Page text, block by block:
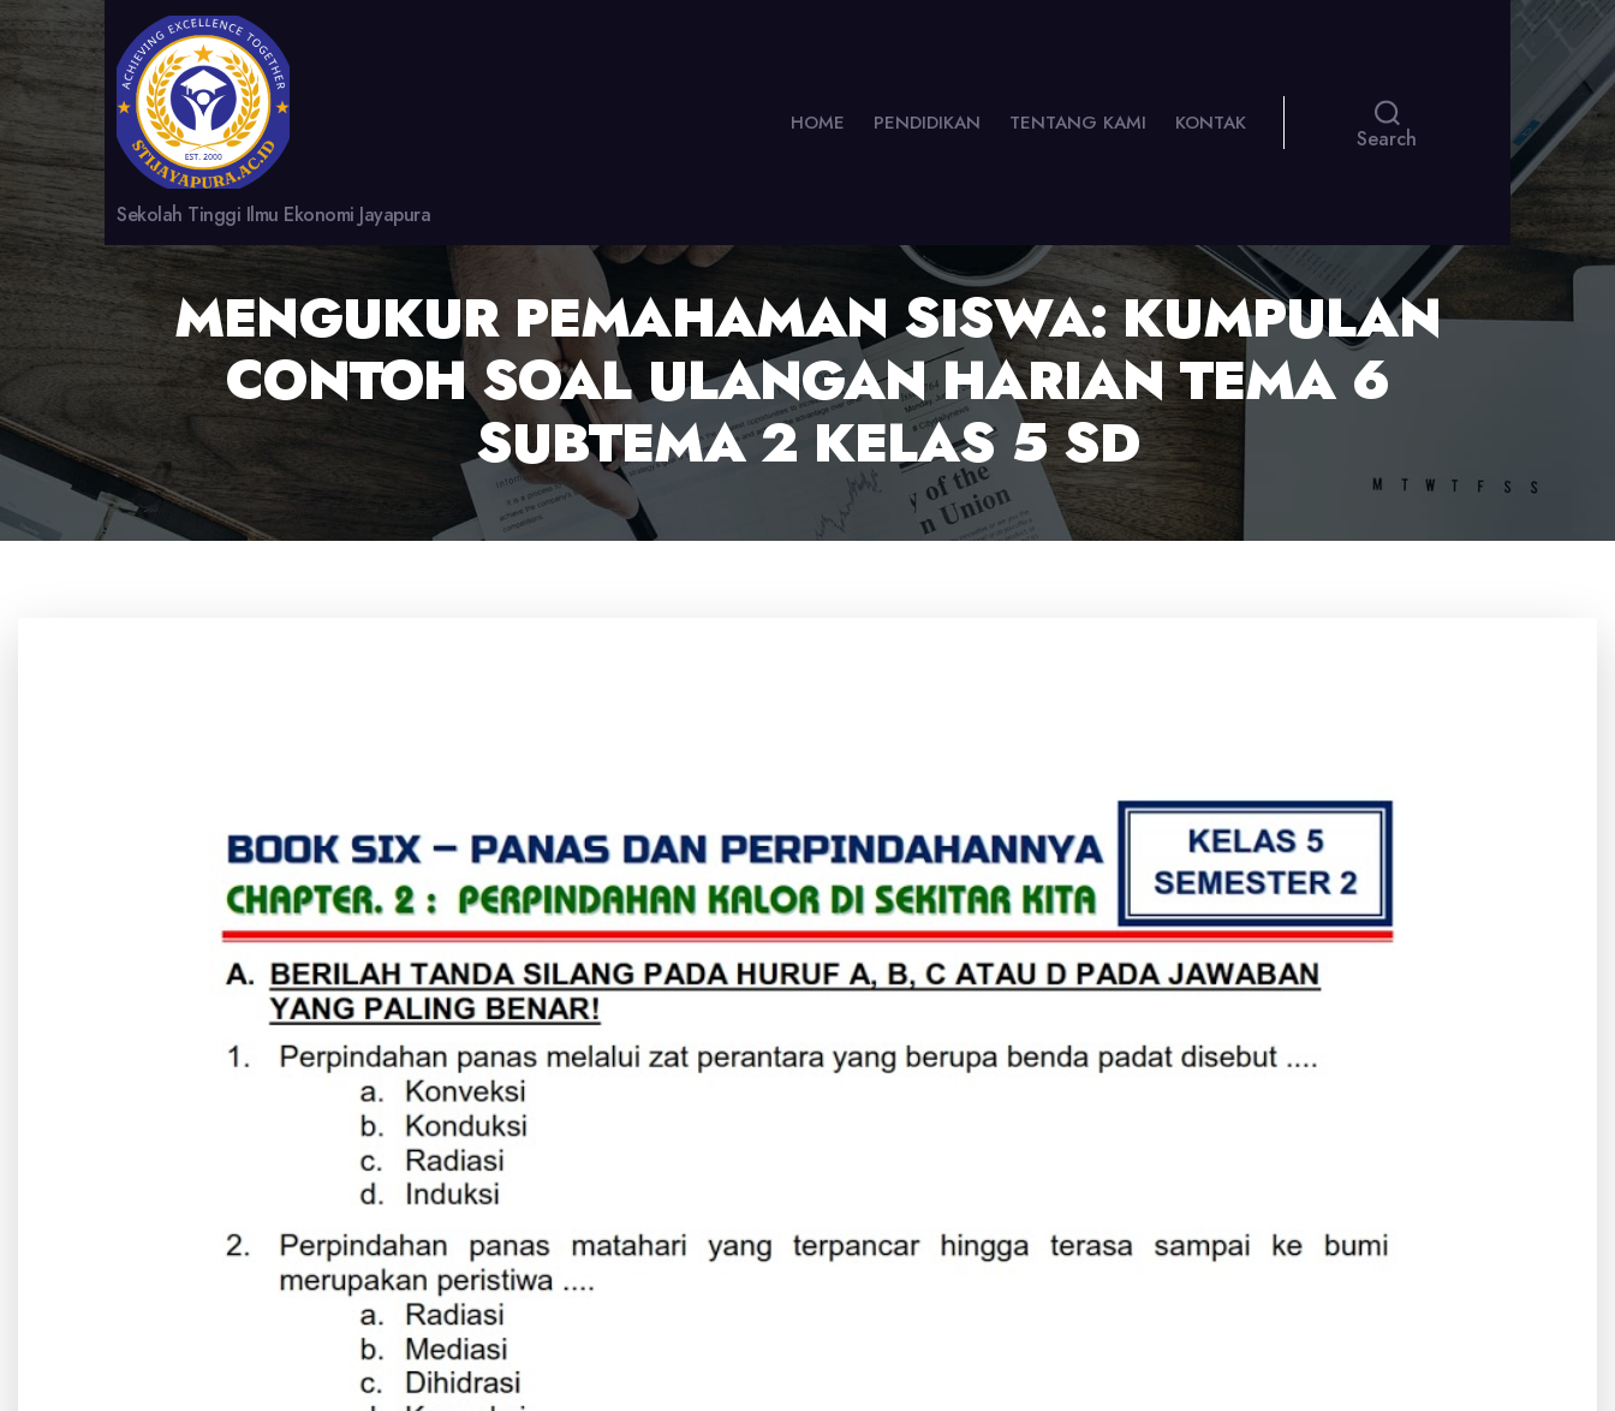
Sekolah Tinggi Ilmu Ekonomi Jayapura
HOME PENDIDIKAN TENTANG KAMI KONTAK
Search
MENGUKUR PEMAHAMAN SISWA: KUMPULAN
CONTOH SOAL ULANGAN HARIAN TEMA 6
SUBTEMA 2 KELAS 5 SD